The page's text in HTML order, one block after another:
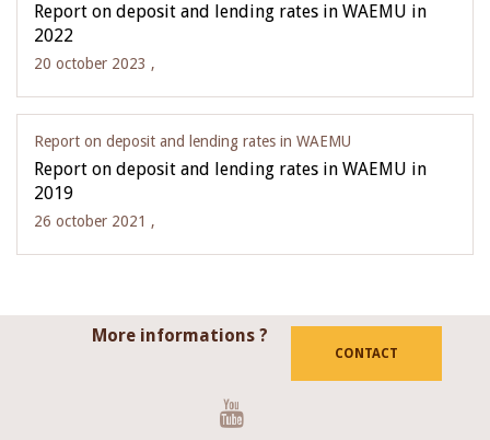
Report on deposit and lending rates in WAEMU in
2022
20 october 2023 ,
Report on deposit and lending rates in WAEMU
Report on deposit and lending rates in WAEMU in
2019
26 october 2021 ,
More informations ?
CONTACT